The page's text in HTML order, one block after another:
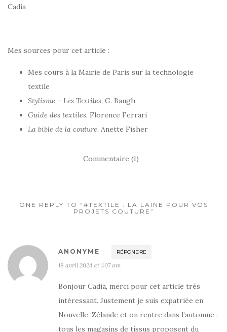
Cadia
Mes sources pour cet article :
Mes cours à la Mairie de Paris sur la technologie
textile
Stylisme – Les Textiles, G. Baugh
Guide des textiles, Florence Ferrari
La bible de la couture, Anette Fisher
Commentaire (1)
ONE REPLY TO “#TEXTILE : LA LAINE POUR VOS
PROJETS COUTURE”
ANONYME RÉPONDRE
18 avril 2024 at 1:07 am
Bonjour Cadia, merci pour cet article très
intéressant. Justement je suis expatriée en
Nouvelle-Zélande et on rentre dans l’automne :
tous les magasins de tissus proposent du